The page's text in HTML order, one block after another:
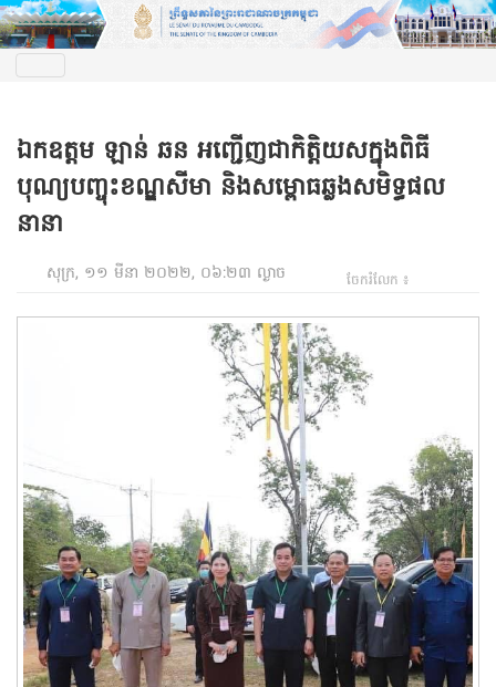
ឯកឧត្តម ឡាន់ ឆន អញ្ជើញជាកិត្តិយសក្នុងពិធី
បុណ្យបញ្ចុះខណ្ឌសីមា និងសម្ពោធឆ្លងសមិទ្ធផល
នានា
សុក្រ, ១១ មីនា ២០២២, ០៦:២៣ ល្ងាច ចែករំលែក ៖